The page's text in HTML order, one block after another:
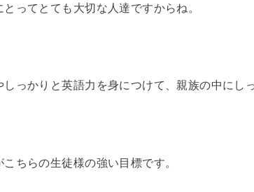
とってとても大切な人達ですからね。
しっかりと英語力を身につけて、親族の中にし
こちらの生徒様の強い目標です。